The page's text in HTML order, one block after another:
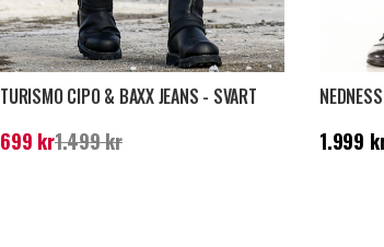
TURISMO CIPO & BAXX JEANS - SVART
Nuvarande pris:699 kr
699 kr1.499 kr
Pris:
1.999